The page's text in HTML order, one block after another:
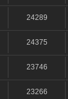
24289
24375
23746
23266